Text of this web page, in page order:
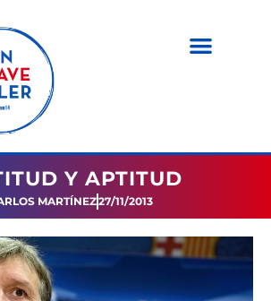
Y APTITUD
MARTÍNEZ27/11/2013